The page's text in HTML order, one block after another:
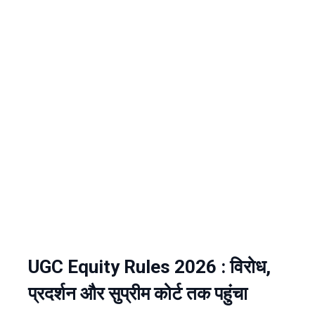
UGC Equity Rules 2026 : विरोध,
प्रदर्शन और सुप्रीम कोर्ट तक पहुंचा